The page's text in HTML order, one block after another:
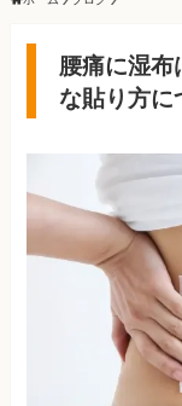
腰痛に湿
な貼り方